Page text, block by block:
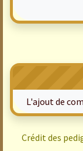
L'ajout de
Crédit des